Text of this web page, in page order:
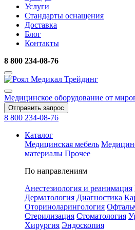
Услуги
Стандарты оснащения
Доставка
Блог
Контакты
8 800 234-08-76
Медицинское оборудование от
Отправить запрос
8 800 234-08-76
Каталог
Медицинская мебель
материалы Прочее
По направлениям
Анестезиология и реанимация
Дерматология Диагностика
Оториноларингология
Стерилизация Стоматология
Хирургия Эндоскопия